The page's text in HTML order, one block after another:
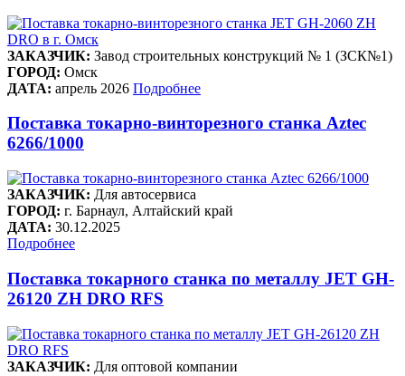
ЗАКАЗЧИК: Завод строительных конструкций № 1 (ЗСК№1)
ГОРОД: Омск
ДАТА: апрель 2026 Подробнее
Поставка токарно-винторезного станка Aztec
6266/1000
ЗАКАЗЧИК: Для автосервиса
ГОРОД: г. Барнаул, Алтайский край
ДАТА: 30.12.2025
Подробнее
Поставка токарного станка по металлу JET GH-
26120 ZH DRO RFS
ЗАКАЗЧИК: Для оптовой компании